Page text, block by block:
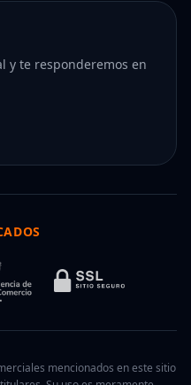
y te responderemos en
mencionados en este sitio